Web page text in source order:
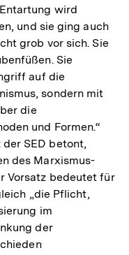
wird
und sie ging auch
grob vor sich. Sie
Sie
auf die
sondern mit
die
und Formen.“
SED betont,
des Marxismus-
Vorsatz bedeutet für
„die Pflicht,
im
der